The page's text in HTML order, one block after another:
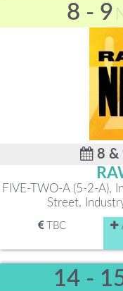
8 - 9
8 &
FIVE-TWO-A (5-2-A),
Street,
TBC
14 -